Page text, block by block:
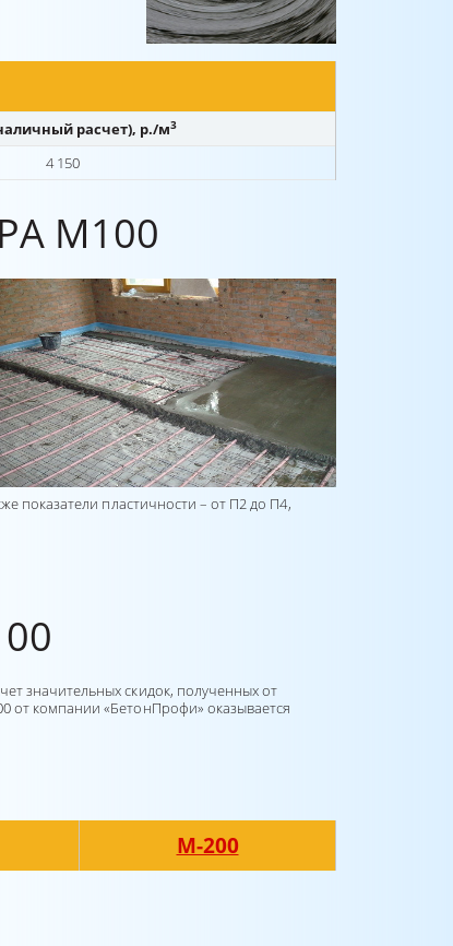
расчет), р./м3
4 150
М100
показатели пластичности – от П2 до П4,
значительных скидок, полученных от
от компании «БетонПрофи» оказывается
М-200